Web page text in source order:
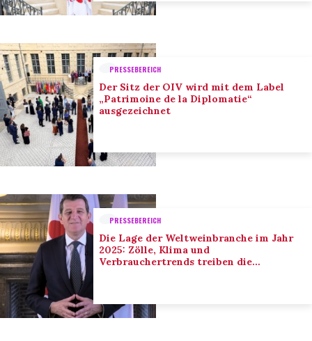
PRESSEBEREICH
Der Sitz der OIV wird mit dem Label
„Patrimoine de la Diplomatie“
ausgezeichnet
PRESSEBEREICH
Die Lage der Weltweinbranche im Jahr
2025: Zölle, Klima und
Verbrauchertrends treiben die